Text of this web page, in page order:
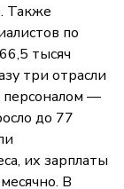
Также
по
тысяч
три отрасли
персоналом —
до 77
их зарплаты
В